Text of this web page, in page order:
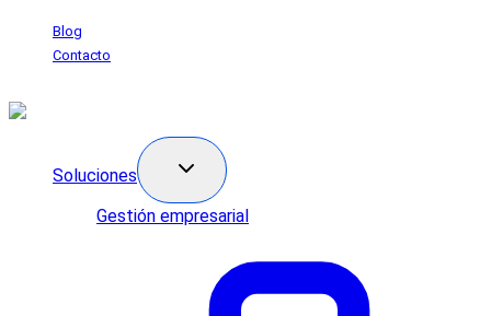
SaltarBlog
Contacto
Soluciones
Gestión empresarial